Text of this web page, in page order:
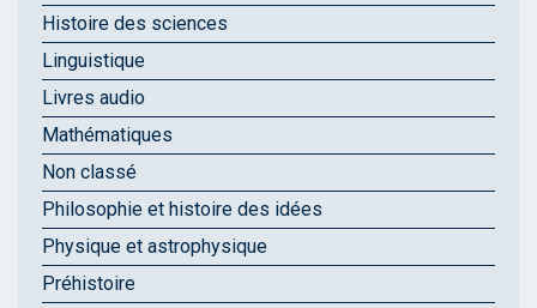
Histoire des sciences
Linguistique
Livres audio
Mathématiques
Non classé
Philosophie et histoire des idées
Physique et astrophysique
Préhistoire